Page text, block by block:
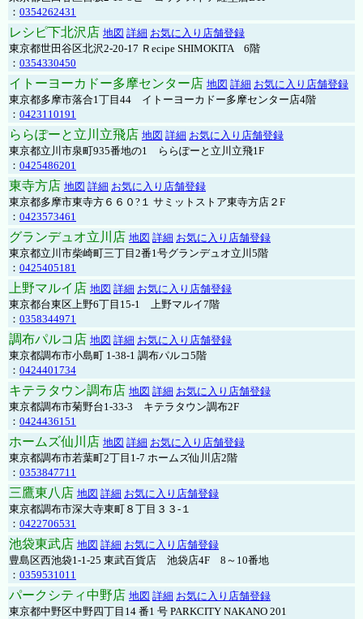
： 0354262431
レシピ下北沢店 地図 詳細 お気に入り店舗登録
東京都世田谷区北沢2-20-17 Ｒecipe SHIMOKITA 6階
： 0354330450
イトーヨーカドー多摩センター店 地図 詳細 お気に入り店舗登録
東京都多摩市落合1丁目44 イトーヨーカドー多摩センター店4階
： 0423110191
ららぽーと立川立飛店 地図 詳細 お気に入り店舗登録
東京都立川市泉町935番地の1 ららぽーと立川立飛1F
： 0425486201
東寺方店 地図 詳細 お気に入り店舗登録
東京都多摩市東寺方６６０?１ サミットストア東寺方店２F
： 0423573461
グランデュオ立川店 地図 詳細 お気に入り店舗登録
東京都立川市柴崎町三丁目2番1号グランデュオ立川5階
： 0425405181
上野マルイ店 地図 詳細 お気に入り店舗登録
東京都台東区上野6丁目15-1 上野マルイ7階
： 0358344971
調布パルコ店 地図 詳細 お気に入り店舗登録
東京都調布市小島町 1-38-1 調布パルコ5階
： 0424401734
キテラタウン調布店 地図 詳細 お気に入り店舗登録
東京都調布市菊野台1-33-3 キテラタウン調布2F
： 0424436151
ホームズ仙川店 地図 詳細 お気に入り店舗登録
東京都調布市若葉町2丁目1-7 ホームズ仙川店2階
： 0353847711
三鷹東八店 地図 詳細 お気に入り店舗登録
東京都調布市深大寺東町８丁目３３-１
： 0422706531
池袋東武店 地図 詳細 お気に入り店舗登録
豊島区西池袋1-1-25 東武百貨店 池袋店4F 8～10番地
： 0359531011
パークシティ中野店 地図 詳細 お気に入り店舗登録
東京都中野区中野四丁目14 番1 号 PARKCITY NAKANO 201